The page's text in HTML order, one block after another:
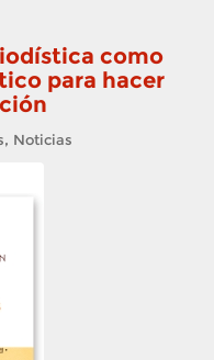
como
para hacer
, Noticias